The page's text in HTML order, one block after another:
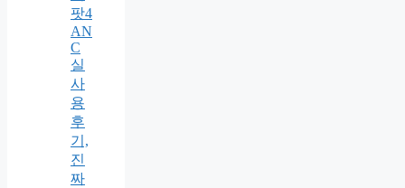
팟4
AN
C
실
사
용
후
기,
진
짜